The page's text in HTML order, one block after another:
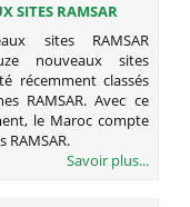
SITES RAMSAR
sites RAMSAR
nouveaux sites
récemment classés
RAMSAR. Avec ce
le Maroc compte
RAMSAR.
Savoir plus...